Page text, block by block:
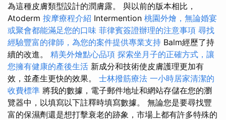
為這種皮膚類型設計的潤膚露。 與以前的版本相比，
Atoderm 按摩療程介紹 Intermention 桃園外燴，無論婚宴
或聚會都能滿足您的口味 菲律賓簽證辦理的注意事項 尋找
經驗豐富的律師，為您的案件提供專業支持 Balm經歷了持
續的改進。 精美外燴點心品項 探索坐月子的正確方式，讓
您擁有健康的產後生活 新成分和技術使皮膚護理更加有
效，並產生更快的效果。 士林撥筋療法 一小時居家清潔的
收費標準 將我的數據，電子郵件地址和網站存儲在您的瀏
覽器中，以填寫以下註釋時填寫數據。 無論您是要尋找豐
富的保濕劑還是想打擊衰老的跡象，市場上都有許多特殊的